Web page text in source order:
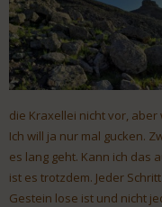
die Kraxellei nicht vor,
Ich will ja nur mal gucken.
es lang geht. Kann ich das
ist es trotzdem. Jeder
Gestein lose ist und nicht